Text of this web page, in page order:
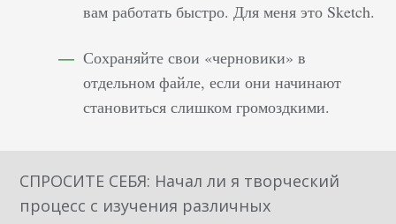
вам работать быстро. Для меня это Sketch.
Сохраняйте свои «черновики» в
отдельном файле, если они начинают
становиться слишком громоздкими.
СПРОСИТЕ СЕБЯ: Начал ли я творческий
процесс с изучения различных